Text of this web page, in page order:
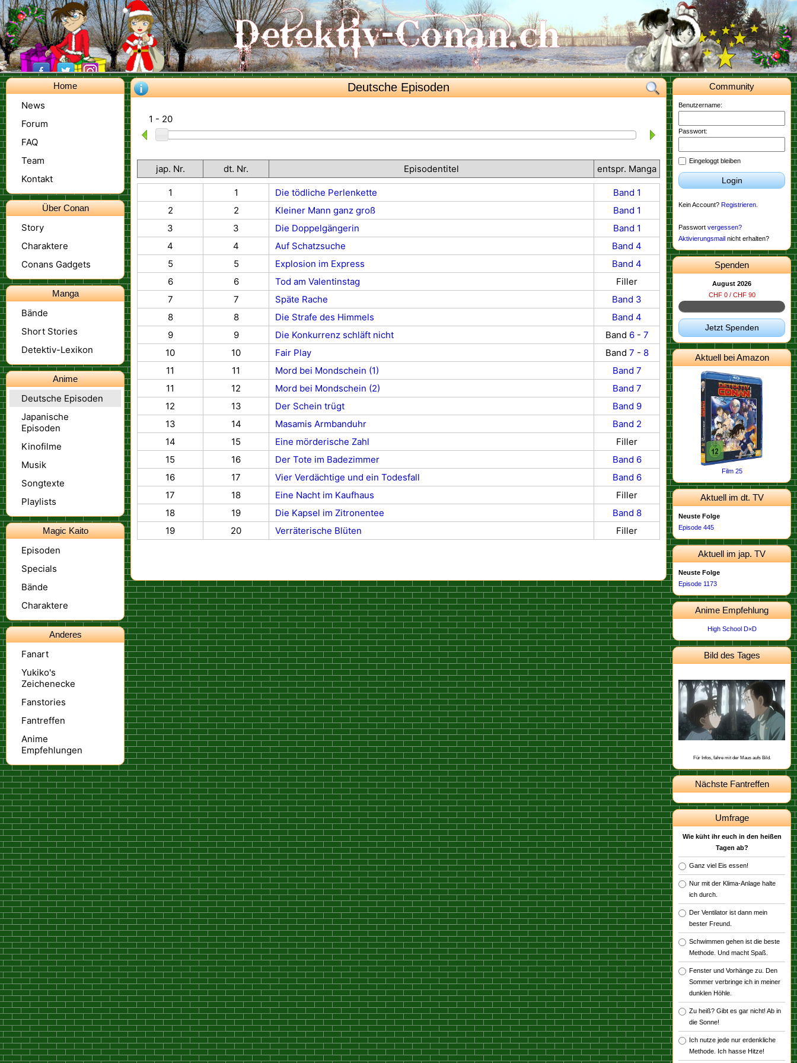
Home
News
Forum
FAQ
Team
Kontakt
Über Conan
Story
Charaktere
Conans Gadgets
Manga
Bände
Short Stories
Detektiv-Lexikon
Anime
Deutsche Episoden
Japanische
Episoden
Kinofilme
Musik
Songtexte
Playlists
Magic Kaito
Episoden
Specials
Bände
Charaktere
Anderes
Fanart
Yukiko's
Zeichenecke
Fanstories
Fantreffen
Anime
Empfehlungen
Community
Benutzername:
Passwort:
Eingeloggt bleiben
Login
Kein Account? Registrieren
Passwort vergessen?
Aktivierungsmail nicht erhalten?
Spenden
August 2026
CHF 0 / CHF 90
Jetzt Spenden
Aktuell bei Amazon
Film 25
Aktuell im dt. TV
Neuste Folge
Episode 445
Aktuell im jap. TV
Neuste Folge
Episode 1173
Anime Empfehlung
High School D×D
Bild des Tages
Dieses Bild stammt von der
Episode 462
.
Schon gewusst, dass Yukiko Kudo mit
Sharon Vineyard und Toichi Kuroba
befreundet ist?
Für Infos, fahre mit der Maus aufs Bild.
Nächste Fantreffen
Umfrage
Wie küht ihr euch in den heißen
Tagen ab?
Ganz viel Eis essen!
Nur mit der Klima-Anlage halte
ich durch.
Der Ventilator ist dann mein
bester Freund.
Schwimmen gehen ist die beste
Methode. Und macht Spaß.
Fenster und Vorhänge zu. Den
Sommer verbringe ich in meiner
dunklen Höhle.
Zu heiß? Gibt es gar nicht! Ab in
die Sonne!
Ich nutze jede nur erdenkliche
Methode. Ich hasse Hitze!
Deutsche Episoden
1 - 20
jap. Nr. dt. Nr. Episodentitel entspr. Manga
1 1 Die tödliche Perlenkette
Band 1
2
2 Kleiner Mann ganz groß
Band 1
3
3 Die Doppelgängerin
Band 1
4
4 Auf Schatzsuche
Band 4
5
5 Explosion im Express
Band 4
6
6 Tod am Valentinstag
Filler
7
7 Späte Rache
Band 3
8
8 Die Strafe des Himmels
Band 4
9
9 Die Konkurrenz schläft nicht Band 6- 7
10
10 Fair Play Band 7 - 8
11
11 Mord bei Mondschein (1)
Band 7
11
12 Mord bei Mondschein (2)
Band 7
12
13 Der Schein trügt
Band 9
13
14 Masamis Armbanduhr
Band 2
14
15 Eine mörderische Zahl
Filler
15
16 Der Tote im Badezimmer
Band 6
16
17 Vier Verdächtige und ein Todesfall
Band 6
17
18 Eine Nacht im Kaufhaus
Filler
18
19 Die Kapsel im Zitronentee
Band 8
19
20 Verräterische Blüten Filler